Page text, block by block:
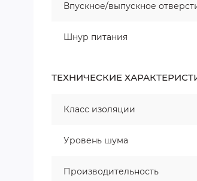
Впускное/выпускное
Шнур питания
ТЕХНИЧЕСКИЕ
Класс изоляции
Уровень шума
Производительность